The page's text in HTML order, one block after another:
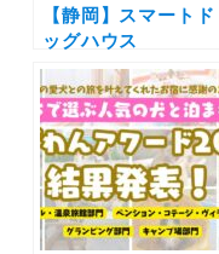
【静岡】スマートド
ッグハウス
「WanPod」が高速
道路初*となる
「EXPASA足柄（下
り）」に設置！最大
60分まで無料利用で
きる実証実験を開始